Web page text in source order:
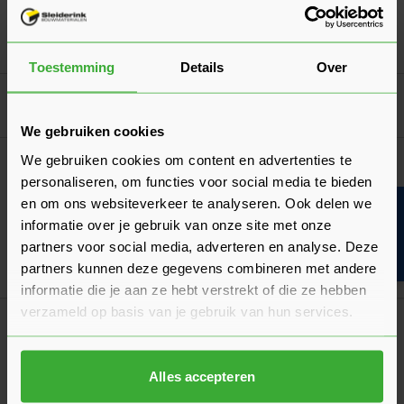
Toestemming Details Over
We gebruiken cookies
We gebruiken cookies om content en advertenties te
personaliseren, om functies voor social media te bieden
en om ons websiteverkeer te analyseren. Ook delen we
informatie over je gebruik van onze site met onze
partners voor social media, adverteren en analyse. Deze
partners kunnen deze gegevens combineren met andere
informatie die je aan ze hebt verstrekt of die ze hebben
verzameld op basis van je gebruik van hun services.
Alles accepteren
In
Algemeen
De kwaliteitsklasse van plaatmateriaal
In dit artikel lees je alles over de kwaliteitsklasse per
plaatmateriaal.
Laatst gewijzigd: Februari 2026
Leestijd: 1 minuut
Lees
Klantrecensies
Hier lees je de ervaringen van andere klanten met dit
van de kwaliteit en het gebruiksgemak.